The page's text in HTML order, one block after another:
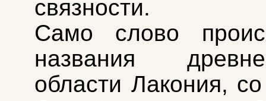
связности.
Само слово
названия
области Лакония,